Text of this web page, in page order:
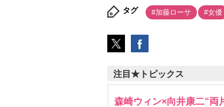
タグ #加藤ローサ #女優
注目★トピックス
森崎ウィン×向井康二“両